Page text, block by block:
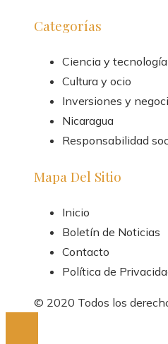
Categorías
Ciencia y tecnología
Cultura y ocio
Inversiones y
Nicaragua
Responsabilidad
Mapa Del Sitio
Inicio
Boletín de Noticias
Contacto
Política de
© 2020 Todos los